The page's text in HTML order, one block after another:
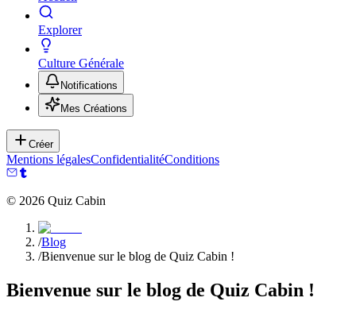
Explorer
Culture Générale
Notifications
Mes Créations
Créer
Mentions légalesConfidentialitéConditions
© 2026 Quiz Cabin
/Blog
/Bienvenue sur le blog de Quiz Cabin !
Bienvenue sur le blog de Quiz Cabin !